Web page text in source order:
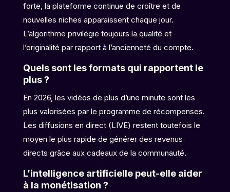
forte, la plateforme continue de croître et de
nouvelles niches apparaissent chaque jour.
L’algorithme privilégie toujours la qualité et
l’originalité par rapport à l’ancienneté du compte.
Quels sont les formats qui rapportent le
plus ?
En 2026, les vidéos de plus d’une minute sont les
plus valorisées par le programme de récompenses.
Les diffusions en direct (LIVE) restent toutefois le
moyen le plus rapide de générer des revenus
directs grâce aux cadeaux de la communauté.
L’intelligence artificielle peut-elle aider
à la monétisation ?